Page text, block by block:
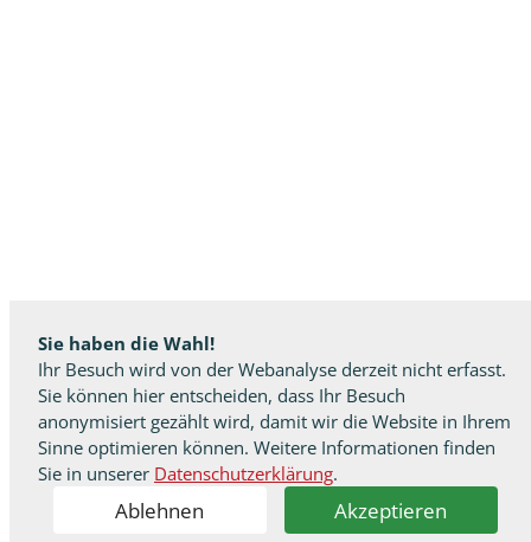
Sie haben die Wahl!
Ihr Besuch wird von der Webanalyse derzeit nicht erfasst.
Sie können hier entscheiden, dass Ihr Besuch
anonymisiert gezählt wird, damit wir die Website in Ihrem
Sinne optimieren können. Weitere Informationen finden
Sie in unserer Datenschutzerklärung.
Ablehnen Akzeptieren